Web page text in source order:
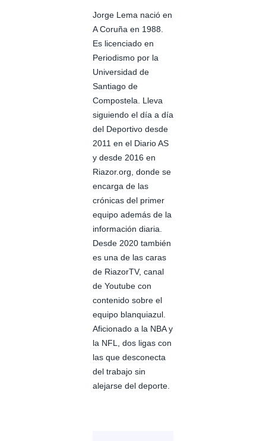
Jorge Lema nació en
A Coruña en 1988.
Es licenciado en
Periodismo por la
Universidad de
Santiago de
Compostela. Lleva
siguiendo el día a día
del Deportivo desde
2011 en el Diario AS
y desde 2016 en
Riazor.org, donde se
encarga de las
crónicas del primer
equipo además de la
información diaria.
Desde 2020 también
es una de las caras
de RiazorTV, canal
de Youtube con
contenido sobre el
equipo blanquiazul.
Aficionado a la NBA y
la NFL, dos ligas con
las que desconecta
del trabajo sin
alejarse del deporte.